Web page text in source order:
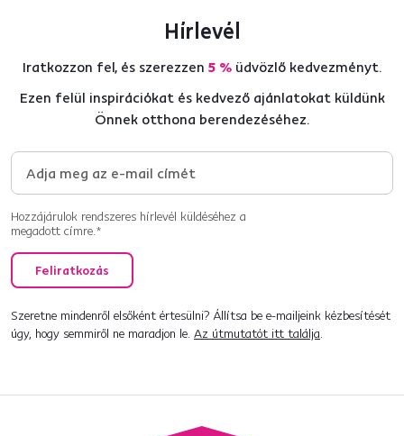
Hírlevél
Iratkozzon fel, és szerezzen 5 %üdvözlő kedvezményt.
Ezen felül inspirációkat és kedvező ajánlatokat küldünk
Önnek otthona berendezéséhez.
Hozzájárulok rendszeres hírlevél küldéséhez a
megadott címre.*
Feliratkozás
Szeretne mindenről elsőként értesülni? Állítsa be e-mailjeink kézbesítését
úgy, hogy semmiről ne maradjon le. Az útmutatót itt találja.